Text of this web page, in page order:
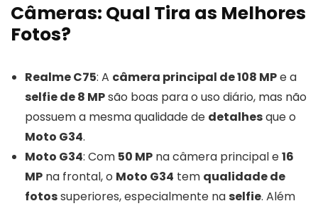
Câmeras: Qual Tira as Melhores
Fotos?
Realme C75: A câmera principal de 108 MPe a
selfie de 8 MPsão boas para o uso diário, mas não
possuem a mesma qualidade de detalhesque o
Moto G34.
Moto G34: Com 50 MP na câmera principal e16
MP na frontal, o Moto G34 tem qualidade de
fotossuperiores, especialmente naselfie. Além